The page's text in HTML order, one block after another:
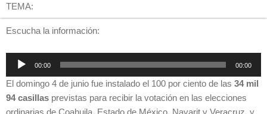
TEMA:
Escucha la información:
Reproductor
audio
00:00 00:00
El domingo 4 de junio fue instalado el 100 por ciento de las 34 mil
94 casillas previstas para recibir la votación en las elecciones